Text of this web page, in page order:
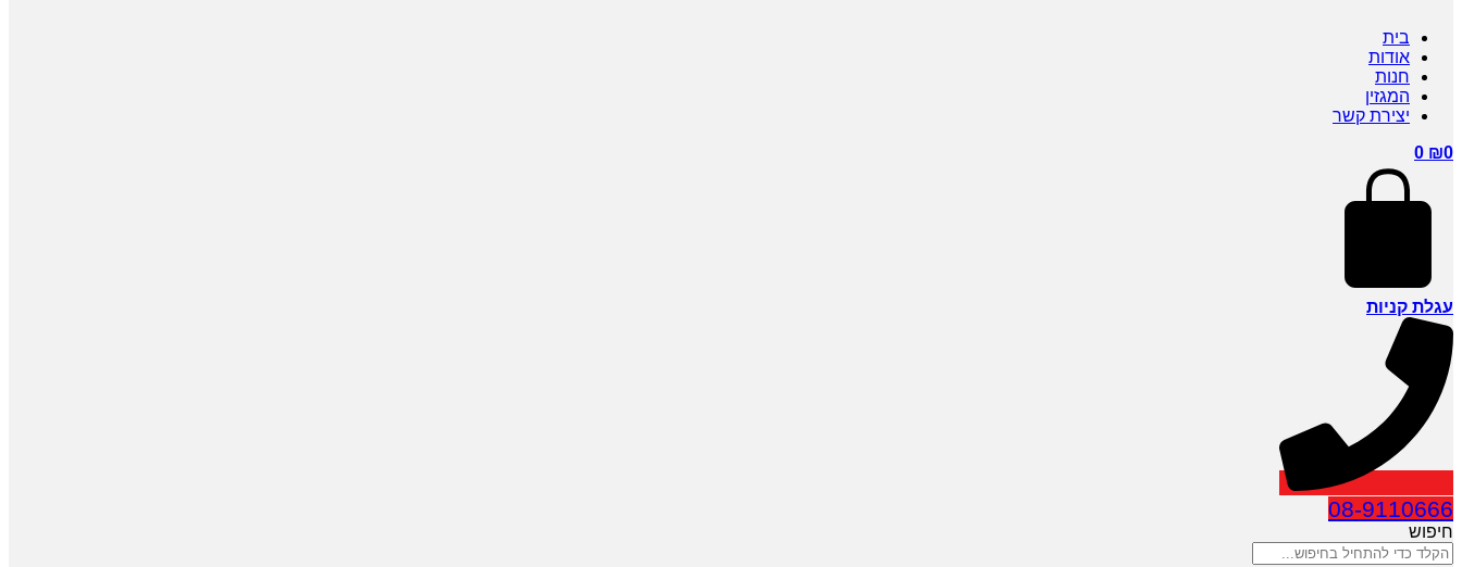
בית
אודות
חנות
המגזין
יצירת קשר
₪0
0
עגלת קניות
08-9110666
חיפוש